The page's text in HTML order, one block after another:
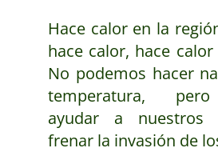
Hace calor en la
hace calor, hace
No podemos hacer
temperatura,
ayudar a nuestros
frenar la invasión de